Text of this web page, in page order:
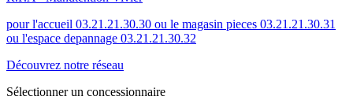
pour l'accueil 03.21.21.30.30 ou le magasin pieces 03.21.21.30.31
ou l'espace depannage 03.21.21.30.32
Découvrez notre réseau
Sélectionner un concessionnaire